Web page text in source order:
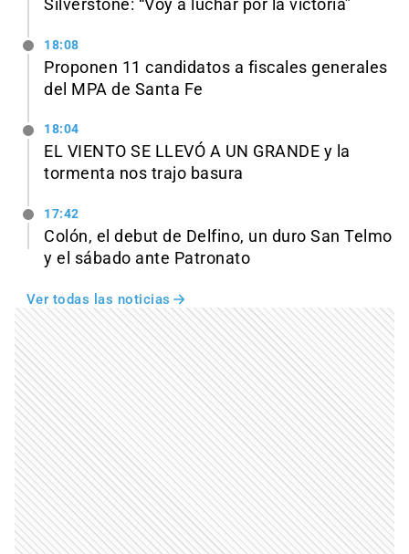
Silverstone: “Voy a luchar por la victoria”
18:08
Proponen 11 candidatos a fiscales generales
del MPA de Santa Fe
18:04
EL VIENTO SE LLEVÓ A UN GRANDE y la
tormenta nos trajo basura
17:42
Colón, el debut de Delfino, un duro San Telmo
y el sábado ante Patronato
Ver todas las noticias